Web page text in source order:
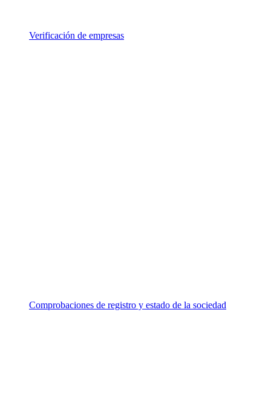
Verificación de empresas
Comprobaciones de registro y estado de la sociedad